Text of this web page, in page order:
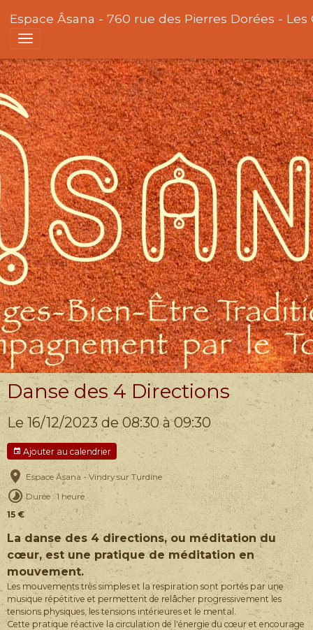
Espace Âsana - 760 rue des Pierres Dorées -
Danse des 4 Directions
Le 16/12/2023 de 08:30 à 09:30
Ajouter au calendrier
Espace Âsana - Vindry sur Turdine
Durée : 1 heure
15 €
La danse des 4 directions, ou méditation du
cœur, est une pratique de méditation en
mouvement.
Les mouvements très simples et la respiration sont portés par une
musique répétitive et permettent de relâcher progressivement les
tensions physiques, les tensions intérieures et le mental.
Cette pratique réactive la circulation de l'énergie du cœur et encourage